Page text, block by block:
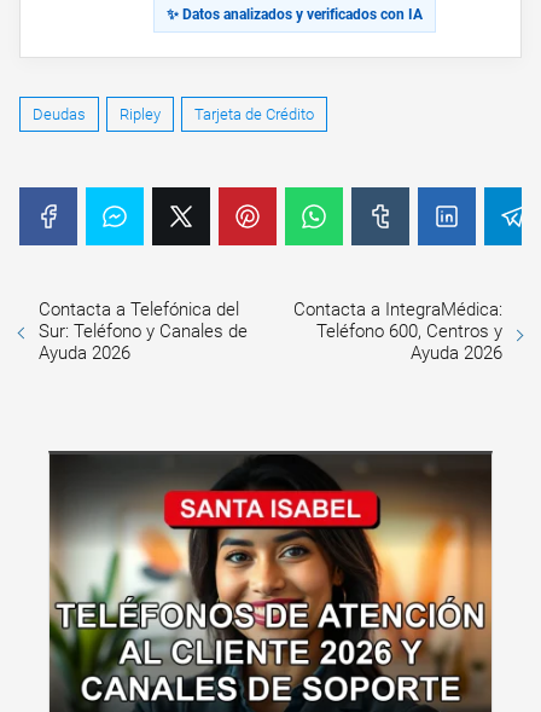
✨ Datos analizados y verificados con IA
Deudas Ripley Tarjeta de Crédito
Contacta a Telefónica del
Sur: Teléfono y Canales de
Ayuda 2026
Contacta a IntegraMédica:
Teléfono 600, Centros y
Ayuda 2026